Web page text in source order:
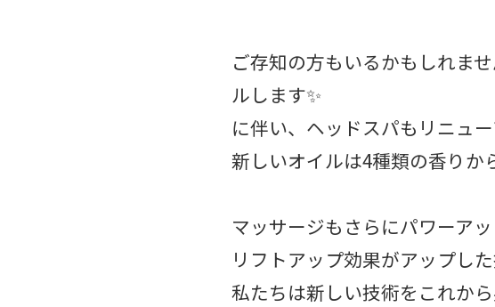
ご存知の方もいるかもしれま
ルします✨
に伴い、ヘッドスパもリニュー
新しいオイルは4種類の香り
マッサージもさらにパワーアッ
リフトアップ効果がアップし
私たちは新しい技術をこれか